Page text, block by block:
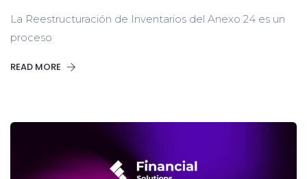
La Reestructuración de Inventarios del Anexo 24 es un
proceso
READ MORE